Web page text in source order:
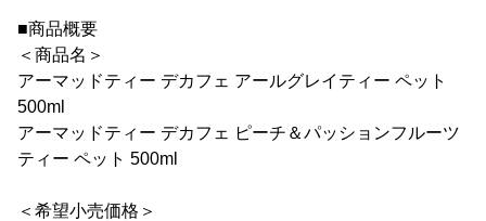
■商品概要
＜商品名＞
アーマッドティー デカフェ アールグレイティー ペット
500ml
アーマッドティー デカフェ ピーチ＆パッションフルーツ
ティー ペット 500ml
＜希望小売価格＞